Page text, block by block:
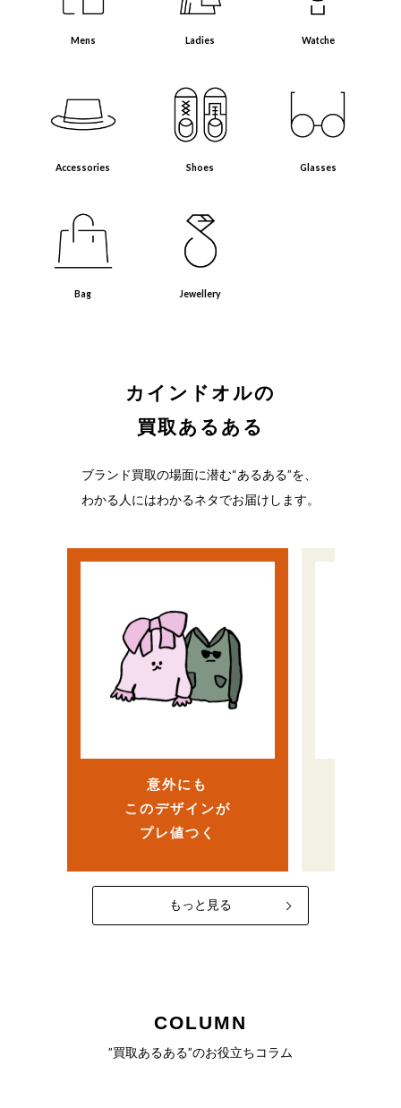
Mens Ladies Watche
Accessories Shoes Glasses
Bag Jewellery
カインドオルの
買取あるある
ブランド買取の場面に潜む“あるある”を、
わかる人にはわかるネタでお届けします。
意外にも
このデザインが
プレ値つく
流行遅れだと思ってた
ら、
もっと見る
COLUMN
”買取あるある”のお役立ちコラム